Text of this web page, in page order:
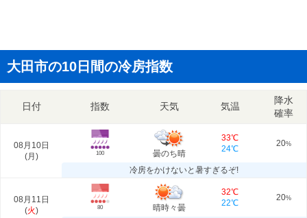
大田市の10日間の冷房指数
日付 指数 天気 気温
降水
確率
08月10日
(月 ) 100 曇のち晴
33℃
24℃
20%
冷房をかけないと暑すぎるぞ!
08月11日
(火) 80 晴時々曇
32℃
22℃
20%